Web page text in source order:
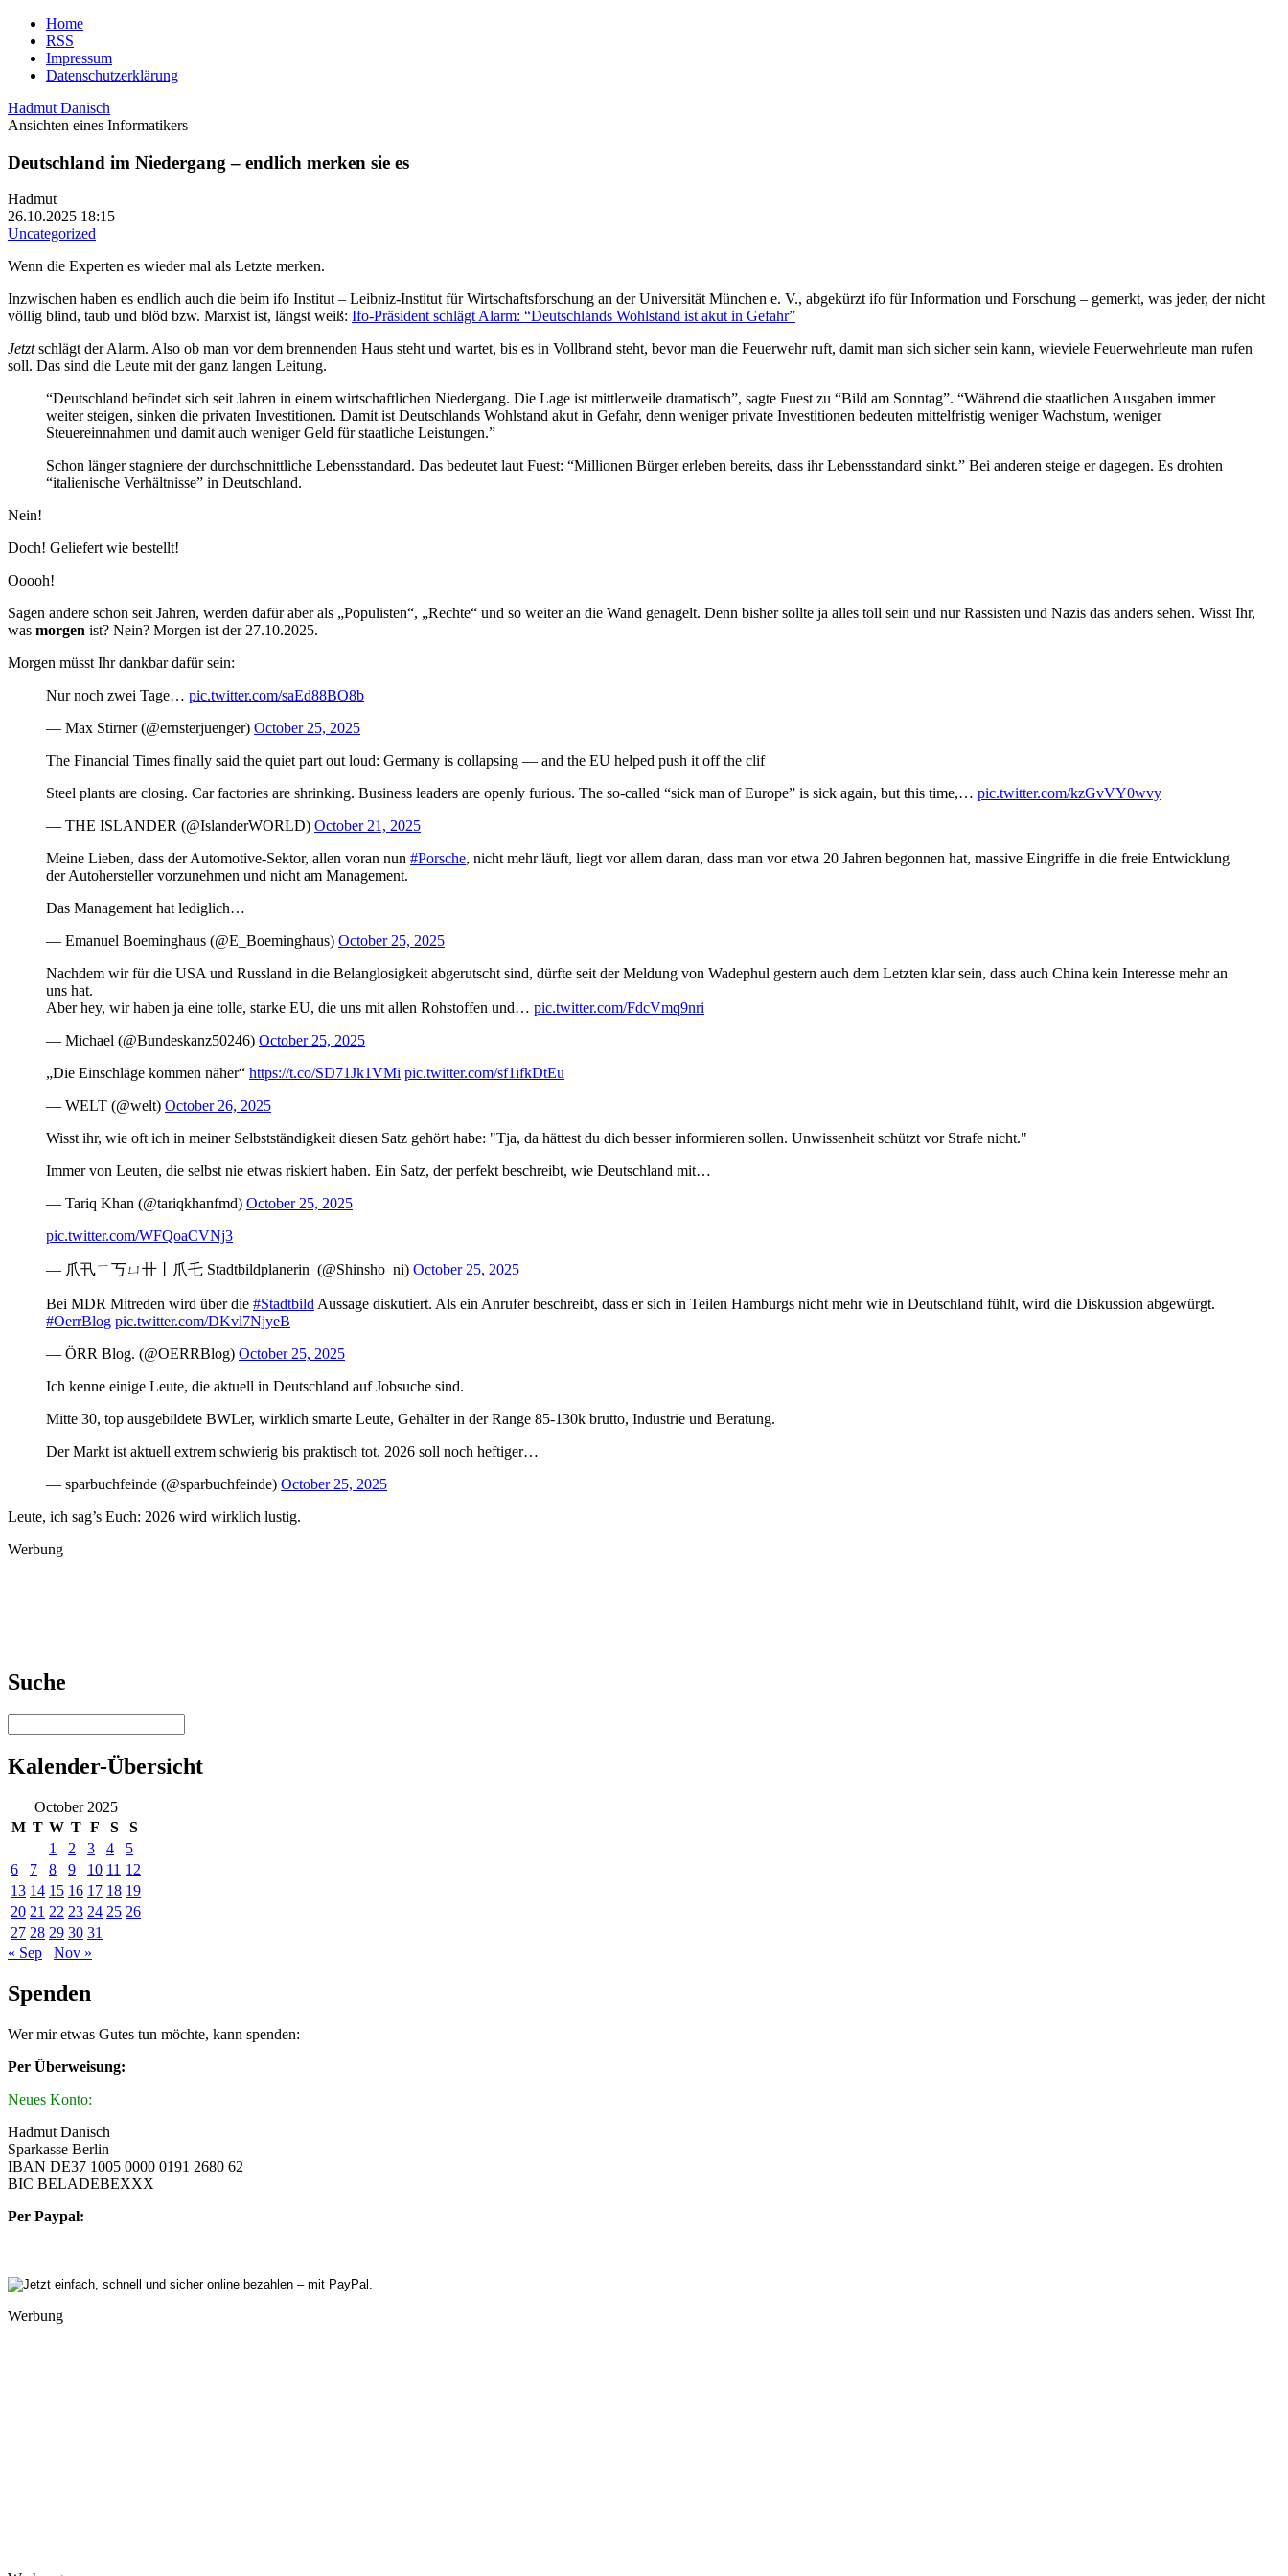
Home
RSS
Impressum
Datenschutzerklärung
Hadmut Danisch
Ansichten eines Informatikers
Deutschland im Niedergang – endlich merken sie es
Hadmut
26.10.2025 18:15
Uncategorized
Wenn die Experten es wieder mal als Letzte merken.
Inzwischen haben es endlich auch die beim ifo Institut – Leibniz-Institut für Wirtschaftsforschung an der Universität München e. V., abgekürzt ifo für Information und Forschung – gemerkt, was jeder, der nicht
völlig blind, taub und blöd bzw. Marxist ist, längst weiß: Ifo-Präsident schlägt Alarm: “Deutschlands Wohlstand ist akut in Gefahr”
Jetztschlägt der Alarm. Also ob man vor dem brennenden Haus steht und wartet, bis es in Vollbrand steht, bevor man die Feuerwehr ruft, damit man sich sicher sein kann, wieviele Feuerwehrleute man rufen
soll. Das sind die Leute mit der ganz langen Leitung.
“Deutschland befindet sich seit Jahren in einem wirtschaftlichen Niedergang. Die Lage ist mittlerweile dramatisch”, sagte Fuest zu “Bild am Sonntag”. “Während die staatlichen Ausgaben immer
weiter steigen, sinken die privaten Investitionen. Damit ist Deutschlands Wohlstand akut in Gefahr, denn weniger private Investitionen bedeuten mittelfristig weniger Wachstum, weniger
Steuereinnahmen und damit auch weniger Geld für staatliche Leistungen.”
Schon länger stagniere der durchschnittliche Lebensstandard. Das bedeutet laut Fuest: “Millionen Bürger erleben bereits, dass ihr Lebensstandard sinkt.” Bei anderen steige er dagegen. Es drohten
“italienische Verhältnisse” in Deutschland.
Nein!
Doch! Geliefert wie bestellt!
Ooooh!
Sagen andere schon seit Jahren, werden dafür aber als „Populisten“, „Rechte“ und so weiter an die Wand genagelt. Denn bisher sollte ja alles toll sein und nur Rassisten und Nazis das anders sehen. Wisst Ihr,
was morgen ist? Nein? Morgen ist der 27.10.2025.
Morgen müsst Ihr dankbar dafür sein:
Nur noch zwei Tage… pic.twitter.com/saEd88BO8b
— Max Stirner (@ernsterjuenger) October 25, 2025
The Financial Times finally said the quiet part out loud: Germany is collapsing — and the EU helped push it off the clif
Steel plants are closing. Car factories are shrinking. Business leaders are openly furious. The so-called “sick man of Europe” is sick again, but this time,… pic.twitter.com/kzGvVY0wvy
— THE ISLANDER (@IslanderWORLD) October 21, 2025
Meine Lieben, dass der Automotive-Sektor, allen voran nun #Porsche, nicht mehr läuft, liegt vor allem daran, dass man vor etwa 20 Jahren begonnen hat, massive Eingriffe in die freie Entwicklung
der Autohersteller vorzunehmen und nicht am Management.
Das Management hat lediglich…
— Emanuel Boeminghaus (@E_Boeminghaus) October 25, 2025
Nachdem wir für die USA und Russland in die Belanglosigkeit abgerutscht sind, dürfte seit der Meldung von Wadephul gestern auch dem Letzten klar sein, dass auch China kein Interesse mehr an
uns hat.
Aber hey, wir haben ja eine tolle, starke EU, die uns mit allen Rohstoffen und… pic.twitter.com/FdcVmq9nri
— Michael (@Bundeskanz50246) October 25, 2025
„Die Einschläge kommen näher“ https://t.co/SD71Jk1VMi pic.twitter.com/sf1ifkDtEu
— WELT (@welt) October 26, 2025
Wisst ihr, wie oft ich in meiner Selbstständigkeit diesen Satz gehört habe: "Tja, da hättest du dich besser informieren sollen. Unwissenheit schützt vor Strafe nicht."
Immer von Leuten, die selbst nie etwas riskiert haben. Ein Satz, der perfekt beschreibt, wie Deutschland mit…
— Tariq Khan (@tariqkhanfmd) October 25, 2025
pic.twitter.com/WFQoaCVNj3
— 爪卂ㄒ丂ㄩ卄丨爪乇 Stadtbildplanerin ️ (@Shinsho_ni) October 25, 2025
Bei MDR Mitreden wird über die #StadtbildAussage diskutiert. Als ein Anrufer beschreibt, dass er sich in Teilen Hamburgs nicht mehr wie in Deutschland fühlt, wird die Diskussion abgewürgt.
#OerrBlog pic.twitter.com/DKvl7NjyeB
— ÖRR Blog. (@OERRBlog) October 25, 2025
Ich kenne einige Leute, die aktuell in Deutschland auf Jobsuche sind.
Mitte 30, top ausgebildete BWLer, wirklich smarte Leute, Gehälter in der Range 85-130k brutto, Industrie und Beratung.
Der Markt ist aktuell extrem schwierig bis praktisch tot. 2026 soll noch heftiger…
— sparbuchfeinde (@sparbuchfeinde) October 25, 2025
Leute, ich sag’s Euch: 2026 wird wirklich lustig.
Werbung
Suche
Kalender-Übersicht
October 2025
M T W T F S
S
1
2 3 4
5
6
7 8 9 10 11 12
13 14 15 16 17 18 19
20 21 22 23 24 25 26
27 28 29 30 31
« Sep
Nov »
Spenden
Wer mir etwas Gutes tun möchte, kann spenden:
Per Überweisung:
Neues Konto:
Hadmut Danisch
Sparkasse Berlin
IBAN DE37 1005 0000 0191 2680 62
BIC BELADEBEXXX
Per Paypal:
Werbung